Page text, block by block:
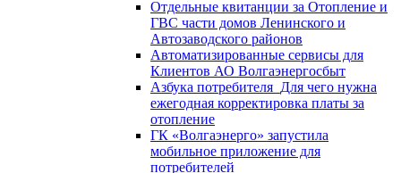
Отдельные квитанции за Отопление и
ГВС части домов Ленинского и
Автозаводского районов
Автоматизированные сервисы для
Клиентов АО Волгаэнергосбыт
Азбука потребителя_Для чего нужна
ежегодная корректировка платы за
отопление
ГК «Волгаэнерго» запустила
мобильное приложение для
потребителей